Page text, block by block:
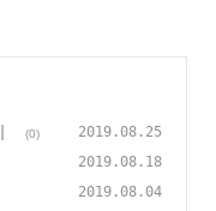
(0) 2019.08.25
2019.08.18
2019.08.04